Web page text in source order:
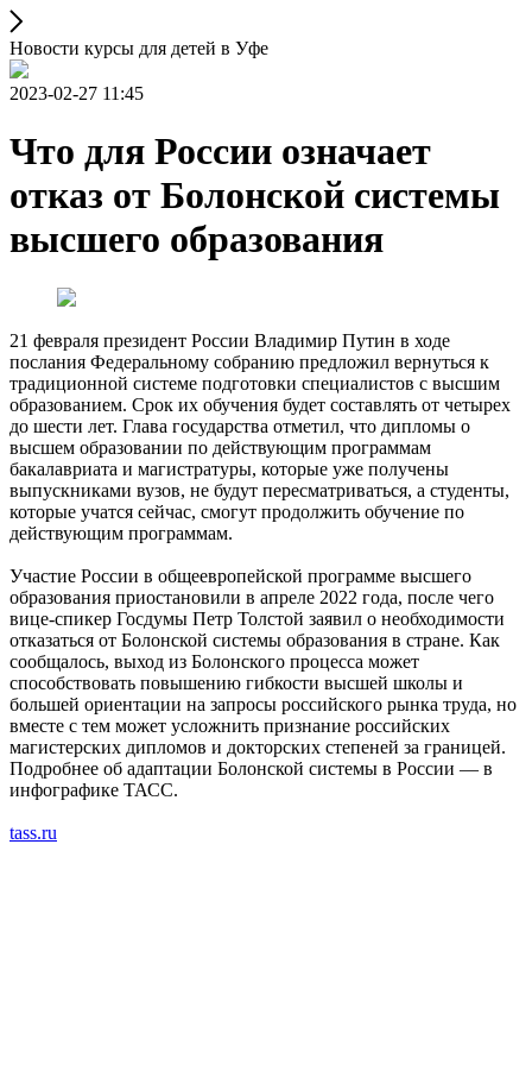
Новости курсы для детей в Уфе
2023-02-27 11:45
Что для России означает
отказ от Болонской системы
высшего образования
21 февраля президент России Владимир Путин в ходе
послания Федеральному собранию предложил вернуться к
традиционной системе подготовки специалистов с высшим
образованием. Срок их обучения будет составлять от четырех
до шести лет. Глава государства отметил, что дипломы о
высшем образовании по действующим программам
бакалавриата и магистратуры, которые уже получены
выпускниками вузов, не будут пересматриваться, а студенты,
которые учатся сейчас, смогут продолжить обучение по
действующим программам.
Участие России в общеевропейской программе высшего
образования приостановили в апреле 2022 года, после чего
вице-спикер Госдумы Петр Толстой заявил о необходимости
отказаться от Болонской системы образования в стране. Как
сообщалось, выход из Болонского процесса может
способствовать повышению гибкости высшей школы и
большей ориентации на запросы российского рынка труда, но
вместе с тем может усложнить признание российских
магистерских дипломов и докторских степеней за границей.
Подробнее об адаптации Болонской системы в России — в
инфографике ТАСС.
tass.ru